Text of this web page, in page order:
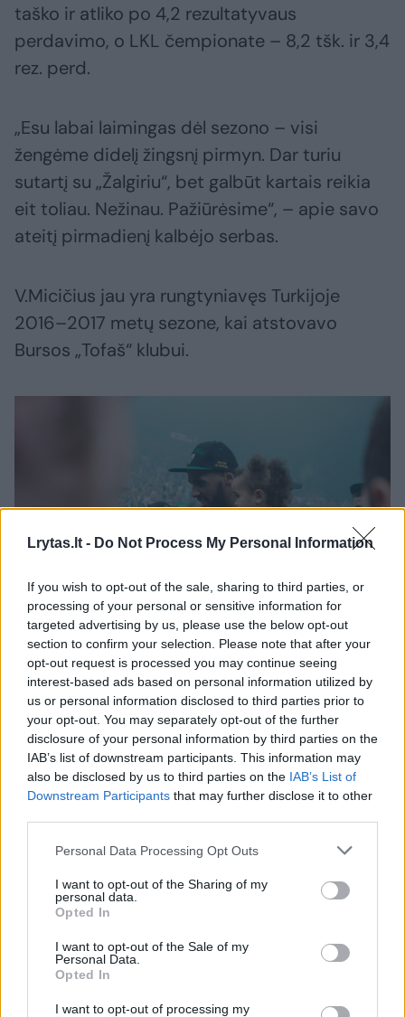
Lrytas.lt - Do Not Process My Personal Information
If you wish to opt-out of the sale, sharing to third parties, or
processing of your personal or sensitive information for
targeted advertising by us, please use the below opt-out
section to confirm your selection. Please note that after your
opt-out request is processed you may continue seeing
interest-based ads based on personal information utilized by
us or personal information disclosed to third parties prior to
your opt-out. You may separately opt-out of the further
disclosure of your personal information by third parties on the
IAB’s list of downstream participants. This information may
also be disclosed by us to third parties on the IAB’s List of
Downstream Participants that may further disclose it to other
Personal Data Processing Opt Outs
I want to opt-out of the Sharing of my
personal data.
Opted In
I want to opt-out of the Sale of my
Personal Data.
Opted In
I want to opt-out of processing my
taško ir atliko po 4,2 rezultatyvaus
perdavimo, o LKL čempionate – 8,2 tšk. ir 3,4
rez. perd.
„Esu labai laimingas dėl sezono – visi
žengėme didelį žingsnį pirmyn. Dar turiu
sutartį su „Žalgiriu“, bet galbūt kartais reikia
eit toliau. Nežinau. Pažiūrėsime“, – apie savo
ateitį pirmadienį kalbėjo serbas.
V.Micičius jau yra rungtyniavęs Turkijoje
2016–2017 metų sezone, kai atstovavo
Bursos „Tofaš“ klubui.
Daugiau nuotraukų (100)
Kauno ekipos laukia įdomi vasara.
G.Bitvinsko nuotr.
Brandonas Daviesas
Amerikietis tiesiog siautėjo visos LKL finalo
29 taškai ir 42 naudingumo balai jį pavertė
naudingiausiu krepšininku per visus LKL
finalus iki šiol.